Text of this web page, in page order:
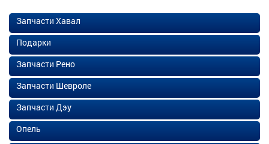
Запчасти Хавал
Подарки
Запчасти Рено
Запчасти Шевроле
Запчасти Дэу
Опель